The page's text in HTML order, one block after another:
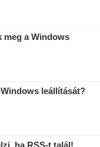
meg a Windows
leállítását?